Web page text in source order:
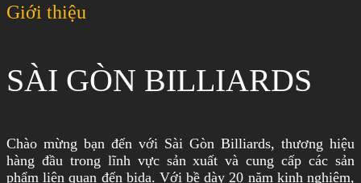
Giới thiệu
SÀI GÒN BILLIARDS
Chào mừng bạn đến với Sài Gòn Billiards, thương hiệu
hàng đầu trong lĩnh vực sản xuất và cung cấp các sản
phẩm liên quan đến bida. Với bề dày 20 năm kinh nghiệm,